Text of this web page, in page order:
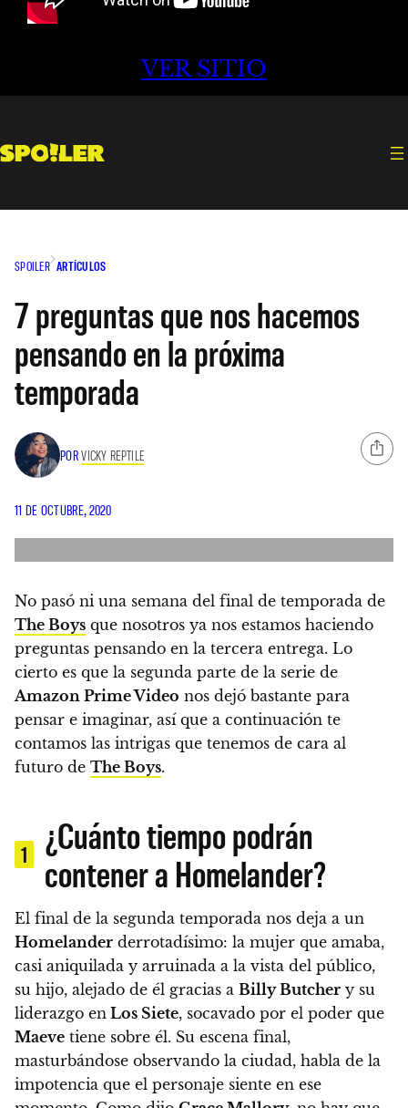
VER SITIO
SPOILER ARTÍCULOS
7 preguntas que nos hacemos
pensando en la próxima
temporada
PORVICKY REPTILE
11 DE OCTUBRE, 2020
No pasó ni una semana del final de temporada de
The Boys que nosotros ya nos estamos haciendo
preguntas pensando en la tercera entrega. Lo
cierto es que la segunda parte de la serie de
Amazon Prime Video nos dejó bastante para
pensar e imaginar, así que a continuación te
contamos las intrigas que tenemos de cara al
futuro de The Boys.
1
¿Cuánto tiempo podrán
contener a Homelander?
El final de la segunda temporada nos deja a un
Homelander derrotadísimo: la mujer que amaba,
casi aniquilada y arruinada a la vista del público,
su hijo, alejado de él gracias a Billy Butcher y su
liderazgo en Los Siete, socavado por el poder que
Maeve tiene sobre él. Su escena final,
masturbándose observando la ciudad, habla de la
impotencia que el personaje siente en ese